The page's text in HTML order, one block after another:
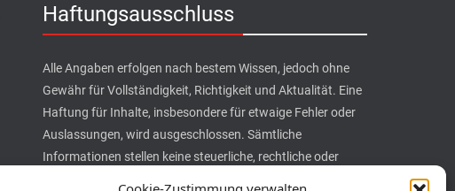
Haftungsausschluss
Alle Angaben erfolgen nach bestem Wissen, jedoch ohne
Gewähr für Vollständigkeit, Richtigkeit und Aktualität. Eine
Haftung für Inhalte, insbesondere für etwaige Fehler oder
Auslassungen, wird ausgeschlossen. Sämtliche
Informationen stellen keine steuerliche, rechtliche oder